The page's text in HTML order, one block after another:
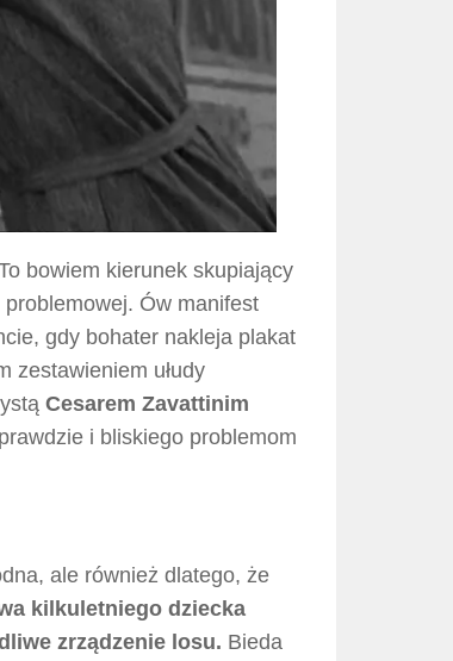
bowiem kierunek skupiający
Ów manifest
gdy bohater nakleja plakat
zestawieniem ułudy
Cesarem Zavattinim
i bliskiego problemom
ale również dlatego, że
kilkuletniego dziecka
zrządzenie losu. Bieda